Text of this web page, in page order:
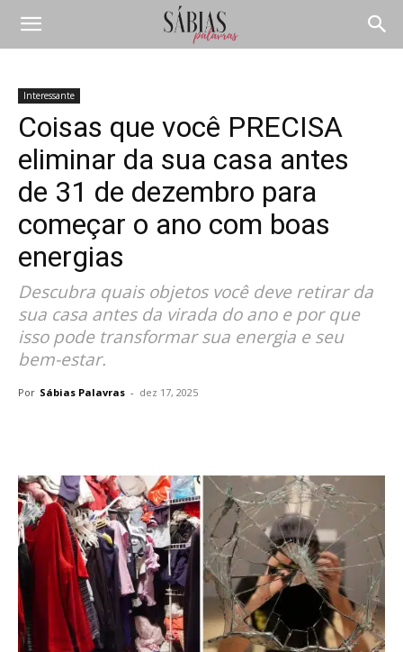
Interessante
Coisas que você PRECISA
eliminar da sua casa antes
de 31 de dezembro para
começar o ano com boas
energias
Descubra quais objetos você deve retirar da
sua casa antes da virada do ano e por que
isso pode transformar sua energia e seu
bem-estar.
Por Sábias Palavras - dez 17, 2025